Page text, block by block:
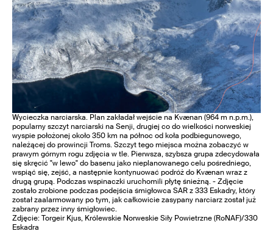
Wycieczka narciarska. Plan zakładał wejście na Kvænan (964 m n.p.m.),
popularny szczyt narciarski na Senji, drugiej co do wielkości norweskiej
wyspie położonej około 350 km na północ od koła podbiegunowego,
należącej do prowincji Troms. Szczyt tego miejsca można zobaczyć w
prawym górnym rogu zdjęcia w tle. Pierwsza, szybsza grupa zdecydowała
się skręcić "w lewo" do basenu jako nieplanowanego celu pośredniego,
wspiąć się, zejść, a następnie kontynuować podróż do Kvænan wraz z
drugą grupą. Podczas wspinaczki uruchomili płytę śnieżną. - Zdjęcie
zostało zrobione podczas podejścia śmigłowca SAR z 333 Eskadry, który
został zaalarmowany po tym, jak całkowicie zasypany narciarz został już
zabrany przez inny śmigłowiec.
Zdjęcie: Torgeir Kjus, Królewskie Norweskie Siły Powietrzne (RoNAF)/330
Eskadra